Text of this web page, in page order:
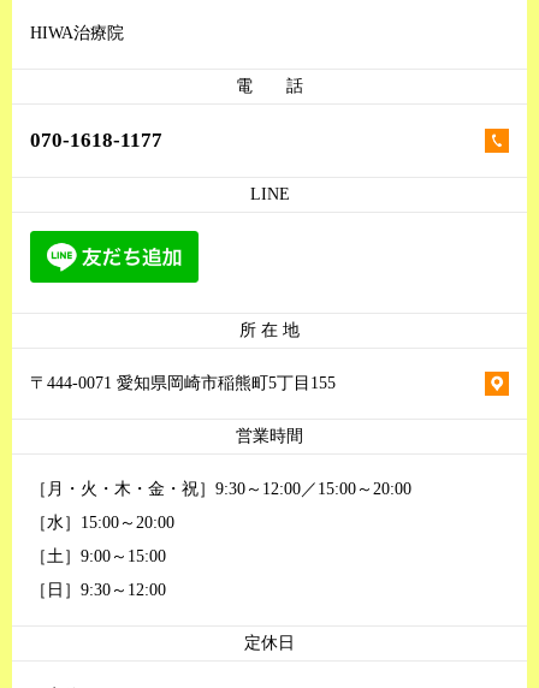
HIWA治療院
電 話
070-1618-1177
LINE
所 在 地
〒444-0071 愛知県岡崎市稲熊町5丁目155
営業時間
［月・火・木・金・祝］9:30～12:00／15:00～20:00
［水］15:00～20:00
［土］9:00～15:00
［日］9:30～12:00
定休日